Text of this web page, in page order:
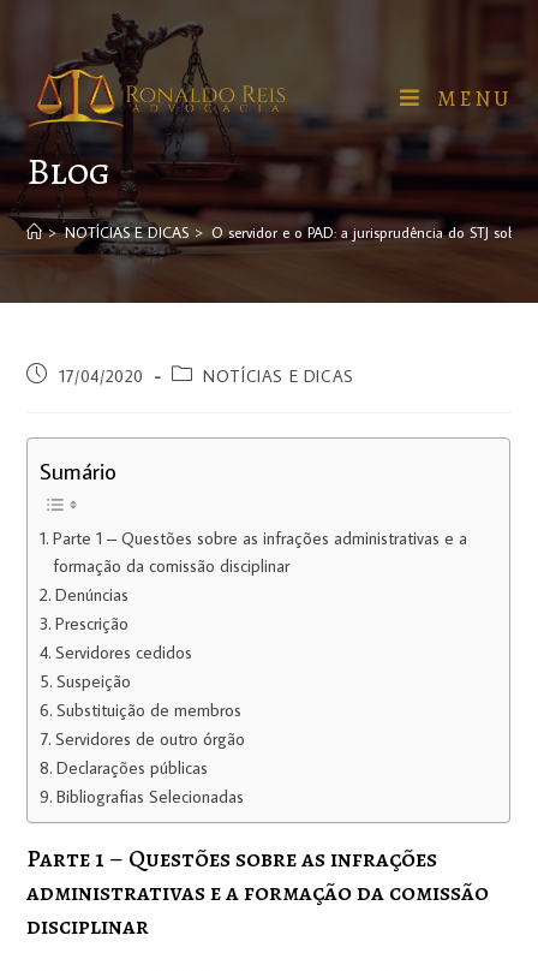
MENU
Blog
> NOTÍCIAS E DICAS > O servidor e o PAD: a jurisprudência do STJ
17/04/2020 NOTÍCIAS E DICAS
Sumário
Parte 1 – Questões sobre as infrações administrativas e a
formação da comissão disciplinar
Denúnci​as
Prescrição
Servidores ced​idos
Susp​eição
Substituição de​ membros
Servidores de out​ro órgão
Declarações púb​licas
Bibliografias Seleciona​das
Parte 1 – Questões sobre as infrações
administrativas e a formação da comissão
disciplinar